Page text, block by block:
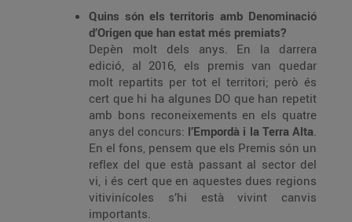
Quins són els territoris amb Denominació
d’Origen que han estat més premiats?
Depèn molt dels anys. En la darrera
edició, al 2016, els premis van quedar
molt repartits per tot el territori; però és
cert que hi ha algunes DO que han repetit
amb bons reconeixements en els quatre
anys del concurs: l’Empordà i la Terra Alta.
En el fons, pensem que els Premis són un
reflex del que està passant al sector del
vi, i és cert que en aquestes dues regions
vitivinícoles s’hi està vivint canvis
importants.